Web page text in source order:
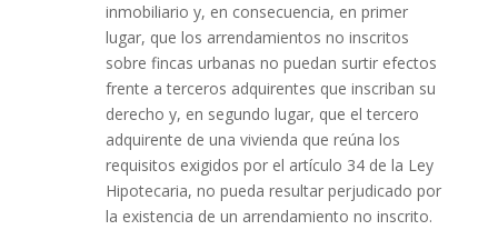
inmobiliario y, en consecuencia, en primer
lugar, que los arrendamientos no inscritos
sobre fincas urbanas no puedan surtir efectos
frente a terceros adquirentes que inscriban su
derecho y, en segundo lugar, que el tercero
adquirente de una vivienda que reúna los
requisitos exigidos por el artículo 34 de la Ley
Hipotecaria, no pueda resultar perjudicado por
la existencia de un arrendamiento no inscrito.